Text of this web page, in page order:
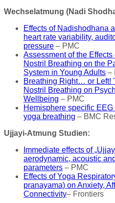
Wechselatmung (Nadi
Effects of Nadishodhana
heart rate variability,
pressure – PMC
Assessment of the
Nostril Breathing on the
System in Young Adults –
Breathing Right… or Left!
Nostril Breathing on
Wellbeing – PMC
Hemisphere specific
yoga breathing – BMC
Ujjayi-Atmung Studien:
Immediate effects of
aerodynamic, acoustic
parameters – PMC
Effects of Yoga
pranayama) on Anxiety,
Connectivity– Frontiers